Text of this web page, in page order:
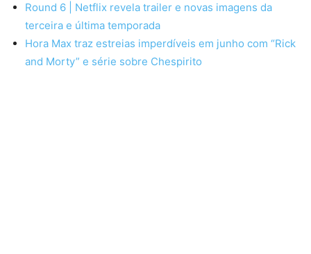
Round 6 | Netflix revela trailer e novas imagens da
terceira e última temporada
Hora Max traz estreias imperdíveis em junho com “Rick
and Morty” e série sobre Chespirito